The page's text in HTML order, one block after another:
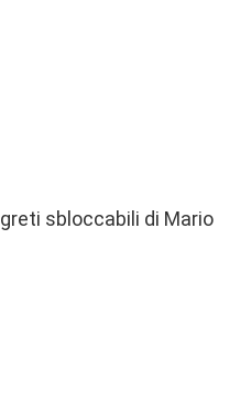
sbloccabili di Mario